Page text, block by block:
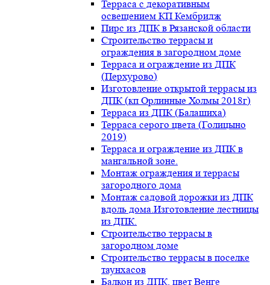
Терраса с декоративным
освещением КП Кембридж
Пирс из ДПК в Рязанской области
Строительство террасы и
ограждения в загородном доме
Терраса и ограждение из ДПК
(Перхурово)
Изготовление открытой террасы из
ДПК (кп Орлинные Холмы 2018г)
Терраса из ДПК (Балашиха)
Терраса серого цвета (Голицыно
2019)
Терраса и ограждение из ДПК в
мангальной зоне.
Монтаж ограждения и террасы
загородного дома
Монтаж садовой дорожки из ДПК
вдоль дома.Изготовление лестницы
из ДПК.
Строительство террасы в
загородном доме
Строительство террасы в поселке
таунхасов
Балкон из ДПК, цвет Венге